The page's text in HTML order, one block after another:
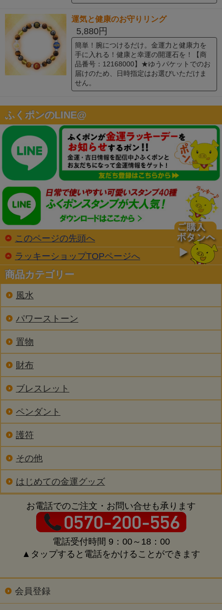
運気と健康のお守りリング
5,880円
簡単！腕につけるだけ。金運力と健康力を
手に入れる！健康と幸運の開運石を！【商
品番号：12168000】★ゆうパケットでのお
届けのため、日時指定はお選びいただけま
せん。
ふくポンのLINE@
このページの先頭へ
ラッキーショップTOPページへ
商品カテゴリー
風水
パワーストーン
置物
財布
ブレスレット
ペンダント
護符
その他
はじめての金運グッズ
お電話でのご注文・お問い合せも承ります
電話受付時間 9：00～18：00
▲タップすると電話をかけることができます
会員登録